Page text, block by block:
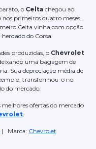
o Celta chegou ao
nos primeiros quatro meses,
Celta vinha com opção
herdado do Corsa.
produzidas, o Chevrolet
uma bagagem de
Sua depreciação média de
transformou-o no
do mercado.
melhores ofertas do mercado
.
| Marca: Chevrolet